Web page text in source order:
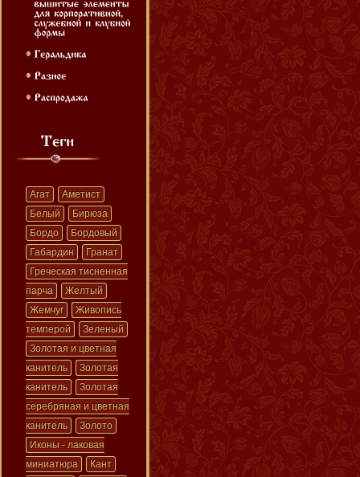
Агат
Аметист
Белый
Бирюза
Бордо
Бордовый
Габардин
Гранат
Греческая тисненная
парча
Желтый
Жемчуг
Живопись
темперой
Зеленый
Золотая и цветная
канитель
Золотая
канитель
Золотая
серебряная и цветная
канитель
Золото
Иконы - лаковая
миниатюра
Кант